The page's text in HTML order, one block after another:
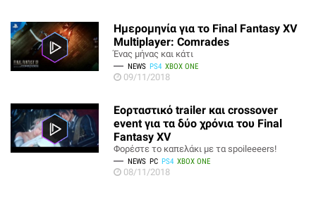
Ημερομηνία για το Final Fantasy XV
Multiplayer: Comrades
Ένας μήνας και κάτι
NEWS PS4 XBOX ONE
09/11/2018
Εορταστικό trailer και crossover
event για τα δύο χρόνια του Final
Fantasy XV
Φορέστε το καπελάκι με τα spoileeeers!
NEWS PC PS4 XBOX ONE
08/11/2018